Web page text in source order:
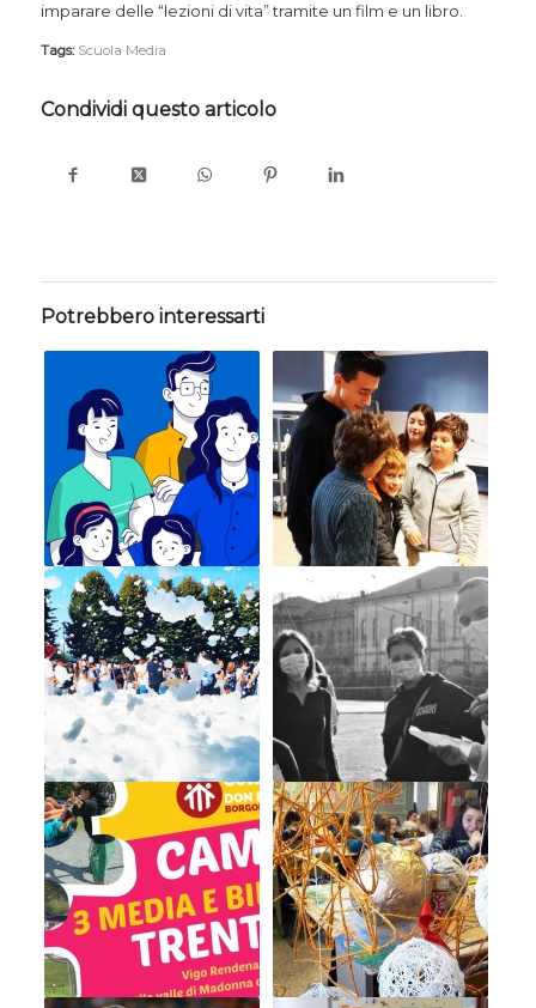
imparare delle “lezioni di vita” tramite un film e un libro.
Tags: Scuola Media
Condividi questo articolo
Potrebbero interessarti